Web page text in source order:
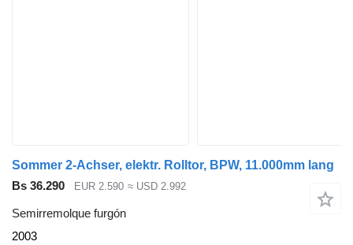
Sommer 2-Achser, elektr. Rolltor, BPW, 11.000mm lang
Bs 36.290
EUR 2.590 ≈ USD 2.992
Semirremolque furgón
2003